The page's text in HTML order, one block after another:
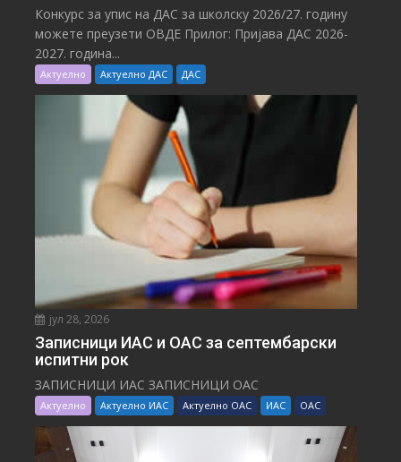
Конкурс за упис на ДАС за школску 2026/27. годину
можете преузети ОВДЕ Прилог: Пријава ДАС 2026-
2027. година...
Актуелно Актуелно ДАС ДАС
јул 28, 2026
Записници ИАС и ОАС за септембарски
испитни рок
ЗАПИСНИЦИ ИАС ЗАПИСНИЦИ ОАС
Актуелно Актуелно ИАС Актуелно ОАС ИАС ОАС